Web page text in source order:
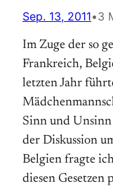
Sep. 13, 2011•3
Im Zuge der so
Frankreich,
letzten Jahr
Sinn und Unsinn
der Diskussion
Belgien fragte
diesen